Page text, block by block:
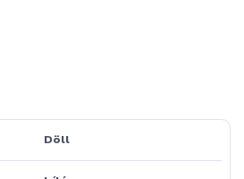
Döll